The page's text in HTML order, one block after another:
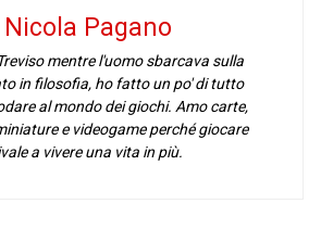
Nicola Pagano
mentre l'uomo sbarcava sulla
in filosofia, ho fatto un po' di tutto
al mondo dei giochi. Amo carte,
e videogame perché giocare
a vivere una vita in più.